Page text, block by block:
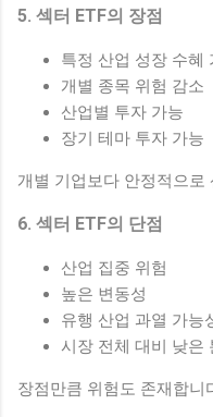
5. 섹터 ETF의 장점
특정 산업 성장 수혜
개별 종목 위험 감소
산업별 투자 가능
장기 테마 투자 가능
개별 기업보다 안정적으로
6. 섹터 ETF의 단점
산업 집중 위험
높은 변동성
유행 산업 과열 가능
시장 전체 대비 낮은
장점만큼 위험도 존재합니